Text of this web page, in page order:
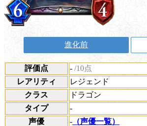
進化前
評価点 - /10点
レアリティ
レジェンド
クラス
ドラゴン
タイプ
-
声優
- （声優一覧）